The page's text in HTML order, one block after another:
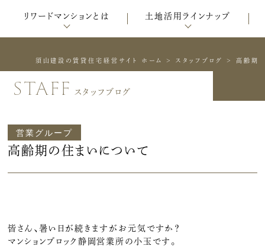
リワードマンションとは 土地活用ラインナップ
須山建設の賃貸住宅経営サイト ホーム > スタッフブログ > 高齢期
staff スタッフブログ
営業グループ
高齢期の住まいについて
皆さん、暑い日が続きますがお元気ですか？
マンションブロック静岡営業所の小玉です。